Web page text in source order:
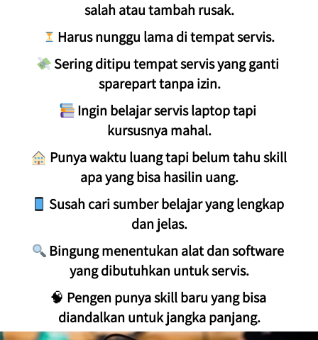
salah atau tambah rusak.
Harus nunggu lama di tempat servis.
Sering ditipu tempat servis yang ganti
sparepart tanpa izin.
Ingin belajar servis laptop tapi
kursusnya mahal.
Punya waktu luang tapi belum tahu skill
apa yang bisa hasilin uang.
Susah cari sumber belajar yang lengkap
dan jelas.
Bingung menentukan alat dan software
yang dibutuhkan untuk servis.
🧠 Pengen punya skill baru yang bisa
diandalkan untuk jangka panjang.